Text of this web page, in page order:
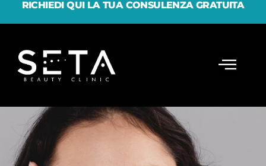
RICHIEDI QUI LA TUA CONSULENZA GRATUITA